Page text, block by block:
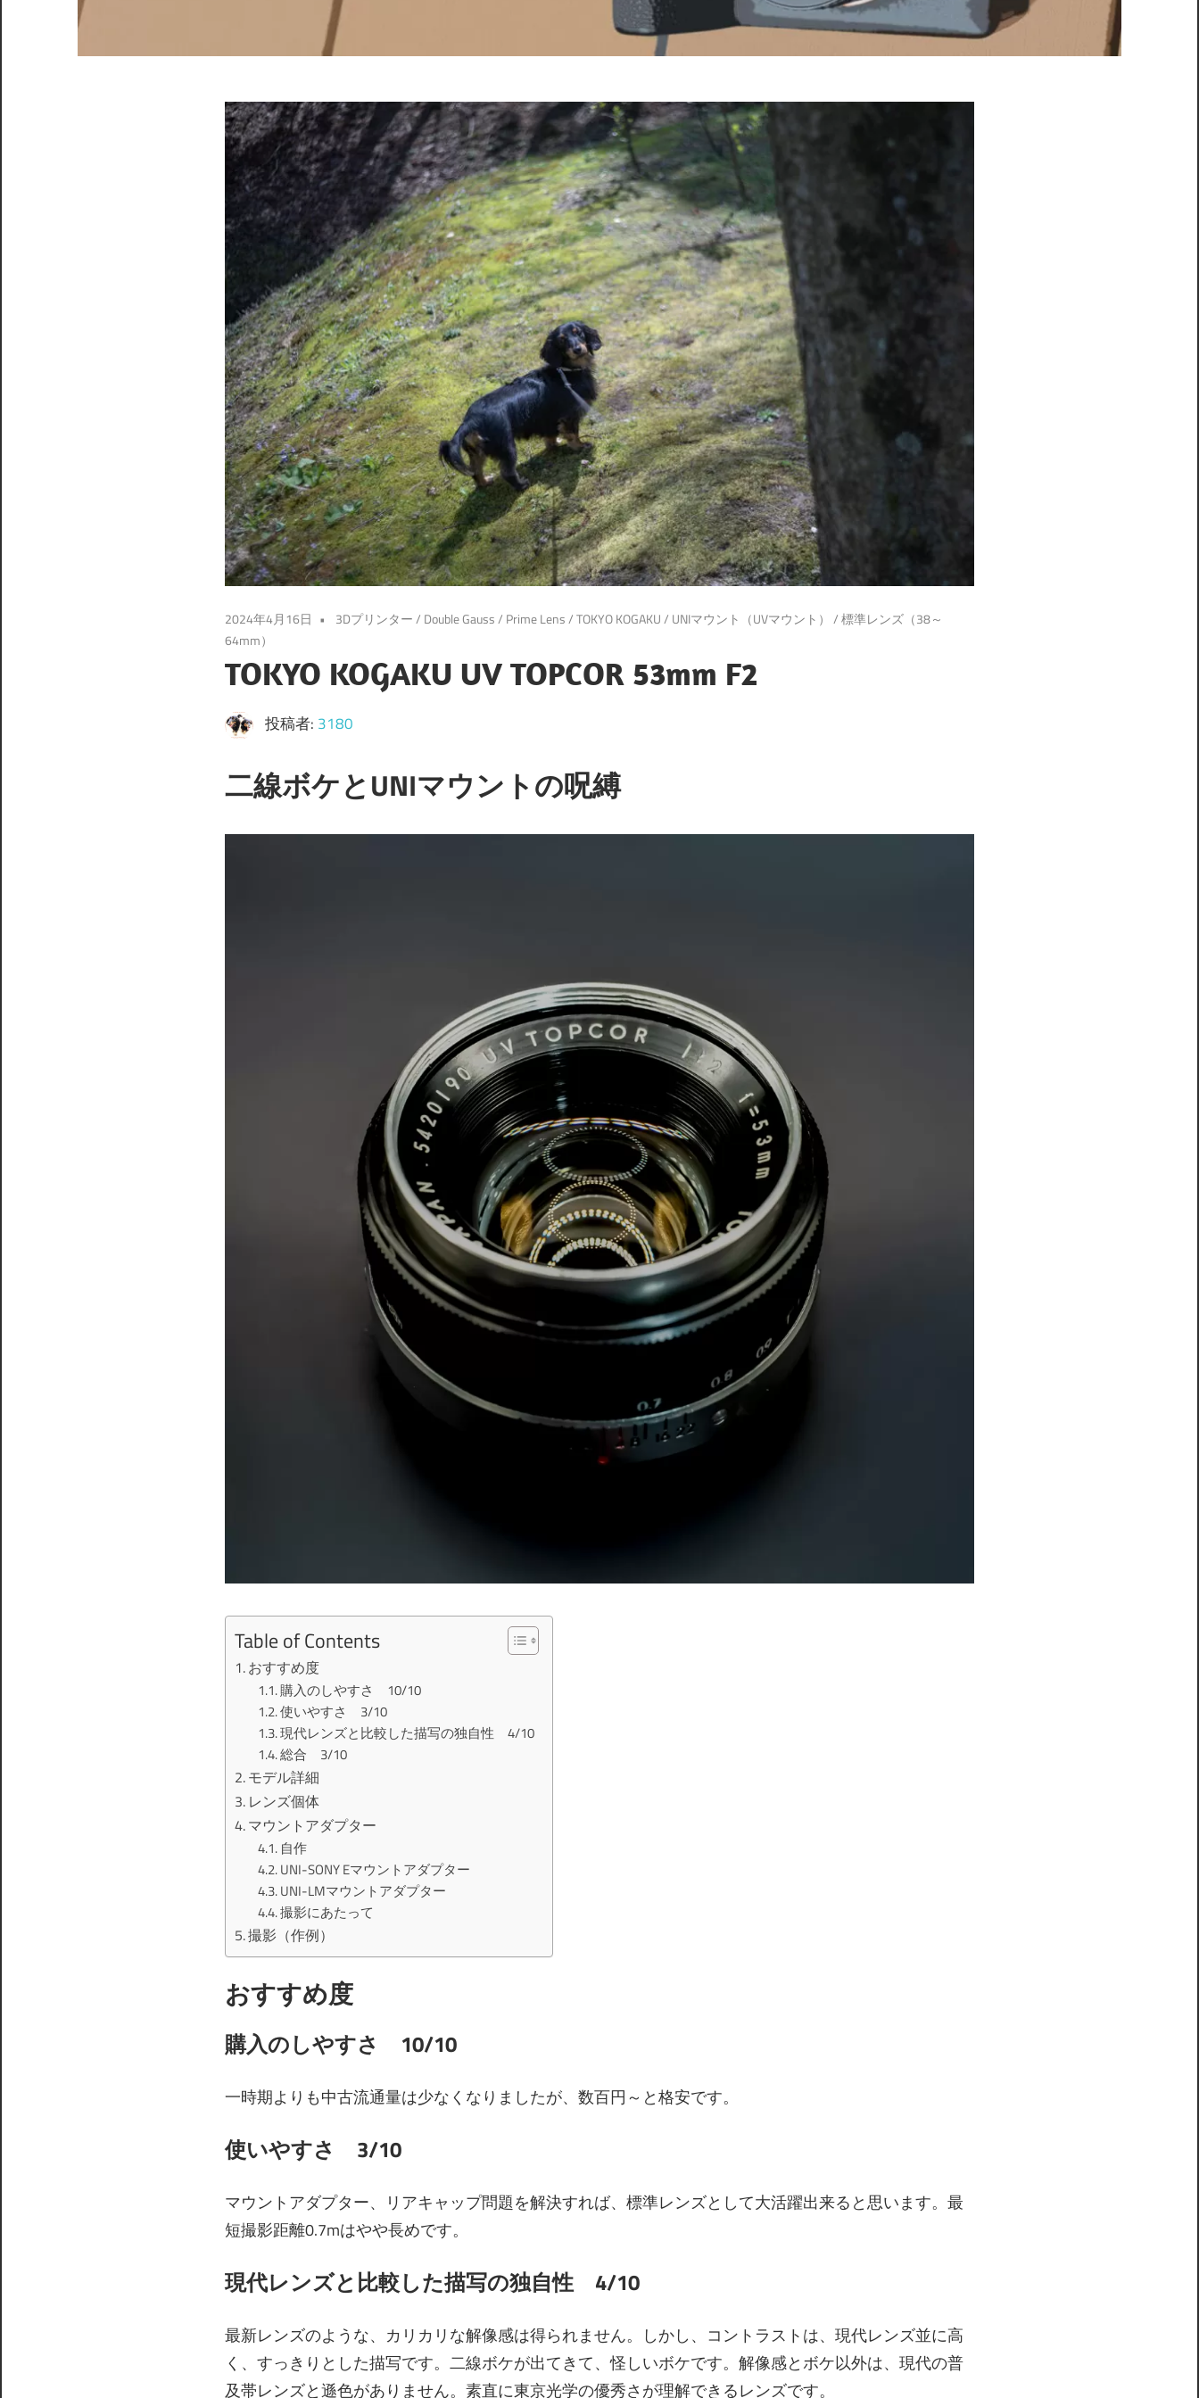
2024年4月16日 3Dプリンター/ Double Gauss/ Prime Lens/TOKYO KOGAKU/ UNIマウント（UVマウント） /標準レンズ（38～
64mm）
TOKYO KOGAKU UV TOPCOR 53mm F2
投稿者: 3180
二線ボケとUNIマウントの呪縛
Table of Contents
おすすめ度
購入のしやすさ 10/10
使いやすさ 3/10
現代レンズと比較した描写の独自性 4/10
総合 3/10
モデル詳細
レンズ個体
マウントアダプター
自作
UNI-SONY Eマウントアダプター
UNI-LMマウントアダプター
撮影にあたって
撮影（作例）
おすすめ度
購入のしやすさ 10/10
一時期よりも中古流通量は少なくなりましたが、数百円～と格安です。
使いやすさ 3/10
マウントアダプター、リアキャップ問題を解決すれば、標準レンズとして大活躍出来ると思います。最
短撮影距離0.7mはやや長めです。
現代レンズと比較した描写の独自性 4/10
最新レンズのような、カリカリな解像感は得られません。しかし、コントラストは、現代レンズ並に高
く、すっきりとした描写です。二線ボケが出てきて、怪しいボケです。解像感とボケ以外は、現代の普
及帯レンズと遜色がありません。素直に東京光学の優秀さが理解できるレンズです。